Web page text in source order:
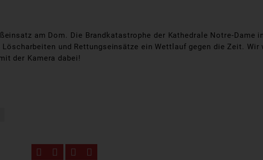
am Dom. Die Brandkatastrophe der Kathedrale Notre-Dame
und Rettungseinsätze ein Wettlauf gegen die Zeit. Wir
der Kamera dabei!